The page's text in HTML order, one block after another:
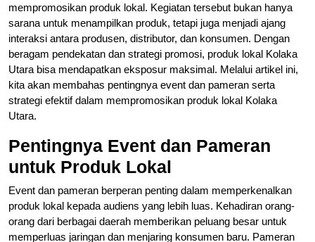
mempromosikan produk lokal. Kegiatan tersebut bukan hanya
sarana untuk menampilkan produk, tetapi juga menjadi ajang
interaksi antara produsen, distributor, dan konsumen. Dengan
beragam pendekatan dan strategi promosi, produk lokal Kolaka
Utara bisa mendapatkan eksposur maksimal. Melalui artikel ini,
kita akan membahas pentingnya event dan pameran serta
strategi efektif dalam mempromosikan produk lokal Kolaka
Utara.
Pentingnya Event dan Pameran
untuk Produk Lokal
Event dan pameran berperan penting dalam memperkenalkan
produk lokal kepada audiens yang lebih luas. Kehadiran orang-
orang dari berbagai daerah memberikan peluang besar untuk
memperluas jaringan dan menjaring konsumen baru. Pameran